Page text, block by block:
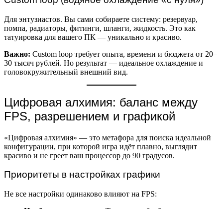
Для энтузиастов. Вы сами собираете систему: резервуар,
помпа, радиаторы, фитинги, шланги, жидкость. Это как
татуировка для вашего ПК — уникально и красиво.
Важно: Custom loop требует опыта, времени и бюджета от 20–
30 тысяч рублей. Но результат — идеальное охлаждение и
головокружительный внешний вид.
Цифровая алхимия: баланс между
FPS, разрешением и графикой
«Цифровая алхимия» — это метафора для поиска идеальной
конфигурации, при которой игра идёт плавно, выглядит
красиво и не греет ваш процессор до 90 градусов.
Приоритеты в настройках графики
Не все настройки одинаково влияют на FPS: